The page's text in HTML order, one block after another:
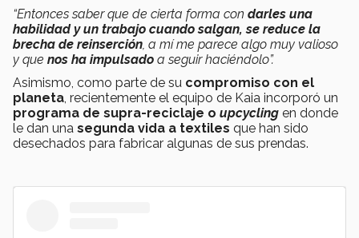
“Entonces saber que de cierta forma con darles una
habilidad y un trabajo cuando salgan, se reduce la
brecha de reinserción, a mí me parece algo muy valioso
y que nos ha impulsado a seguir haciéndolo”.
Asimismo, como parte de su compromiso con el
planeta, recientemente el equipo de Kaia incorporó un
programa de supra-reciclaje o upcycling en donde
le dan una segunda vida a textiles que han sido
desechados para fabricar algunas de sus prendas.